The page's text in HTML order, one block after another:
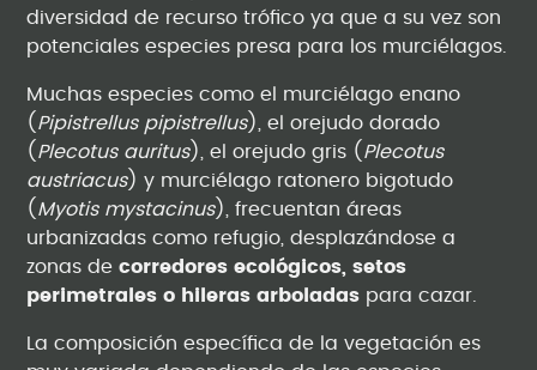
diversidad de recurso trófico ya que a su vez son
potenciales especies presa para los murciélagos.
Muchas especies como el murciélago enano
( Pipistrellus pipistrellus), el orejudo dorado
( Plecotus auritus), el orejudo gris ( Plecotus
austriacus) y murciélago ratonero bigotudo
( Myotis mystacinus), frecuentan áreas
urbanizadas como refugio, desplazándose a
zonas decorredores ecológicos, setos
perimetrales o hileras arboladas para cazar.
La composición específica de la vegetación es